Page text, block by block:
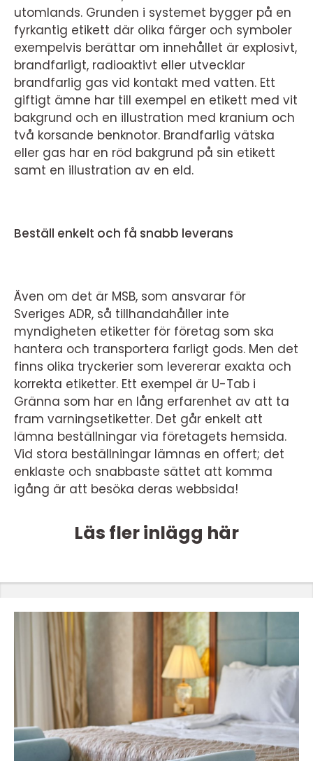
utomlands. Grunden i systemet bygger på en
fyrkantig etikett där olika färger och symboler
exempelvis berättar om innehållet är explosivt,
brandfarligt, radioaktivt eller utvecklar
brandfarlig gas vid kontakt med vatten. Ett
giftigt ämne har till exempel en etikett med vit
bakgrund och en illustration med kranium och
två korsande benknotor. Brandfarlig vätska
eller gas har en röd bakgrund på sin etikett
samt en illustration av en eld.
Beställ enkelt och få snabb leverans
Även om det är MSB, som ansvarar för
Sveriges ADR, så tillhandahåller inte
myndigheten etiketter för företag som ska
hantera och transportera farligt gods. Men det
finns olika tryckerier som levererar exakta och
korrekta etiketter. Ett exempel är U-Tab i
Gränna som har en lång erfarenhet av att ta
fram varningsetiketter. Det går enkelt att
lämna beställningar via företagets hemsida.
Vid stora beställningar lämnas en offert; det
enklaste och snabbaste sättet att komma
igång är att besöka deras webbsida!
Läs fler inlägg här